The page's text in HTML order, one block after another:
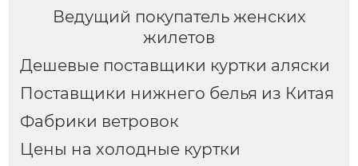
Ведущий покупатель женских
жилетов
Дешевые поставщики куртки аляски
Поставщики нижнего белья из Китая
Фабрики ветровок
Цены на холодные куртки